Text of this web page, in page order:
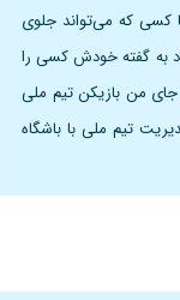
کسی که می‌تواند جلوی
به گفته خودش کسی را
من بازیکن تیم ملی
تیم ملی با باشگاه